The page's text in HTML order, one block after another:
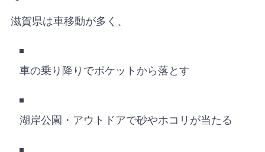
滋賀県は車移動が多く、
車の乗り降りでポケットから落とす
湖岸公園・アウトドアで砂やホコリが当たる